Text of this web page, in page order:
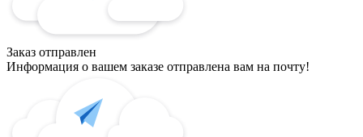
Заказ отправлен
Информация о вашем заказе отправлена вам на почту!